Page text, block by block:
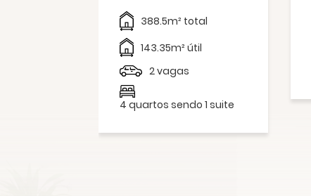
388.5m² total
143.35m² útil
2 vagas
4 quartos sendo 1 suite